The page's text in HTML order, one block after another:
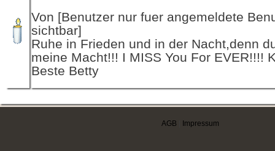
Von [Benutzer nur fuer angemeldete
sichtbar]
Ruhe in Frieden und in der Nacht,denn
meine Macht!!! I MISS You For EVER!!!!
Beste Betty
AGB Impressum